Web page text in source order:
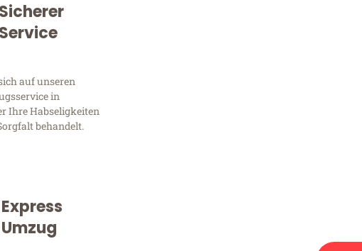
Sicherer
Service
auf unseren
in
Ihre Habseligkeiten
behandelt.
Express
Umzug